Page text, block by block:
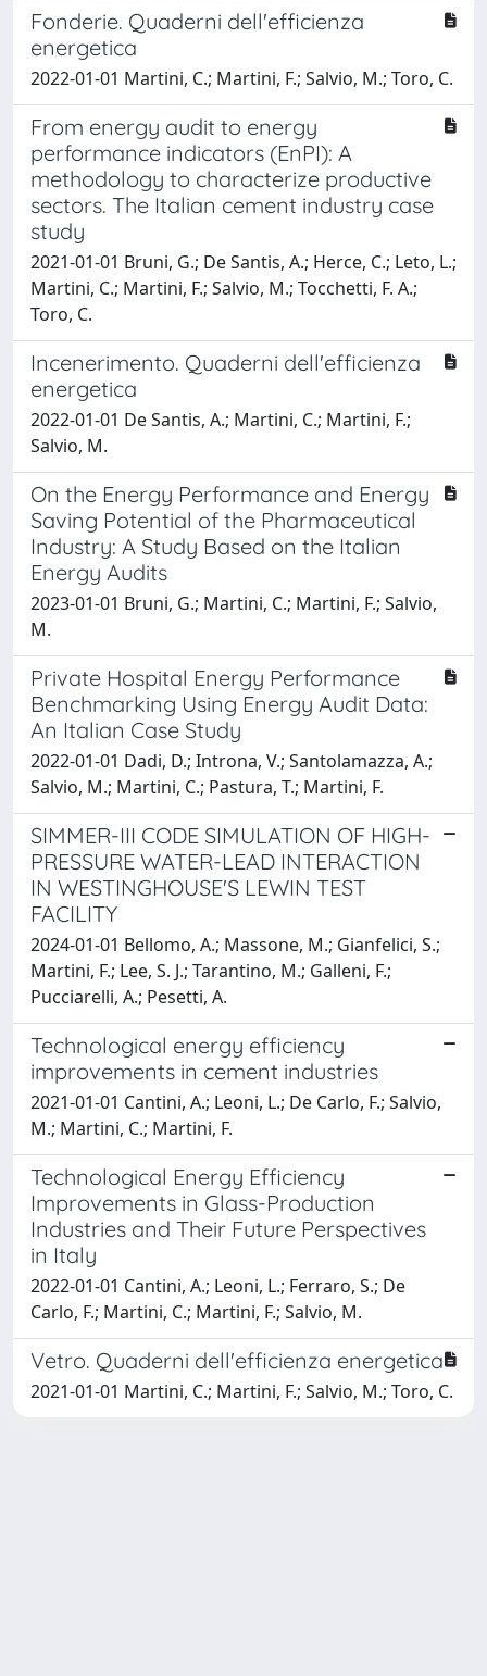
Fonderie. Quaderni dell'efficienza
energetica
2022-01-01 Martini, C.; Martini, F.; Salvio, M.; Toro, C.
From energy audit to energy
performance indicators (EnPI): A
methodology to characterize productive
sectors. The Italian cement industry case
study
2021-01-01 Bruni, G.; De Santis, A.; Herce, C.; Leto, L.;
Martini, C.; Martini, F.; Salvio, M.; Tocchetti, F. A.;
Toro, C.
Incenerimento. Quaderni dell'efficienza
energetica
2022-01-01 De Santis, A.; Martini, C.; Martini, F.;
Salvio, M.
On the Energy Performance and Energy
Saving Potential of the Pharmaceutical
Industry: A Study Based on the Italian
Energy Audits
2023-01-01 Bruni, G.; Martini, C.; Martini, F.; Salvio,
M.
Private Hospital Energy Performance
Benchmarking Using Energy Audit Data:
An Italian Case Study
2022-01-01 Dadi, D.; Introna, V.; Santolamazza, A.;
Salvio, M.; Martini, C.; Pastura, T.; Martini, F.
SIMMER-III CODE SIMULATION OF HIGH-
PRESSURE WATER-LEAD INTERACTION
IN WESTINGHOUSE'S LEWIN TEST
FACILITY
2024-01-01 Bellomo, A.; Massone, M.; Gianfelici, S.;
Martini, F.; Lee, S. J.; Tarantino, M.; Galleni, F.;
Pucciarelli, A.; Pesetti, A.
Technological energy efficiency
improvements in cement industries
2021-01-01 Cantini, A.; Leoni, L.; De Carlo, F.; Salvio,
M.; Martini, C.; Martini, F.
Technological Energy Efficiency
Improvements in Glass-Production
Industries and Their Future Perspectives
in Italy
2022-01-01 Cantini, A.; Leoni, L.; Ferraro, S.; De
Carlo, F.; Martini, C.; Martini, F.; Salvio, M.
Vetro. Quaderni dell'efficienza energetica
2021-01-01 Martini, C.; Martini, F.; Salvio, M.; Toro, C.